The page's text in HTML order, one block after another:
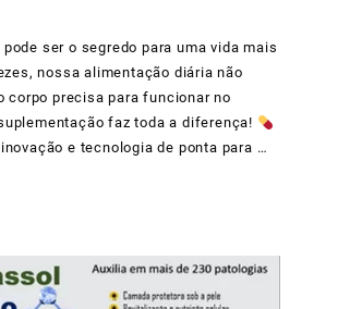
ser o segredo para uma vida mais
nossa alimentação diária não
corpo precisa para funcionar no
faz toda a diferença!
e tecnologia de ponta para …